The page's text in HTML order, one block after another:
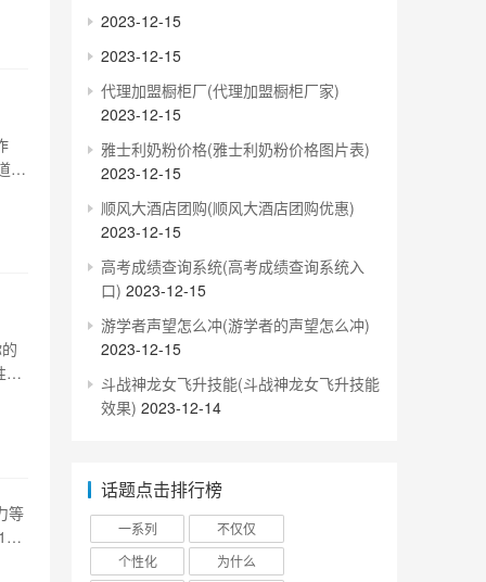
分
等
、
2023-12-15
2023-12-15
代理加盟橱柜厂(代理加盟橱柜厂家)
2023-12-15
雅士利奶粉价格(雅士利奶粉价格图片表)
2023-12-15
顺风大酒店团购(顺风大酒店团购优惠)
2023-12-15
高考成绩查询系统(高考成绩查询系统入
口) 2023-12-15
游学者声望怎么冲(游学者的声望怎么冲)
2023-12-15
斗战神龙女飞升技能(斗战神龙女飞升技能
效果) 2023-12-14
话题点击排行榜
一系列
不仅仅
个性化
为什么